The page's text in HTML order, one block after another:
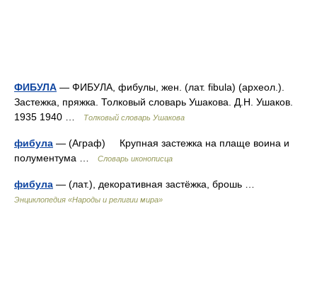
ФИБУЛА — ФИБУЛА, фибулы, жен. (лат. fibula) (археол.).
Застежка, пряжка. Толковый словарь Ушакова. Д.Н. Ушаков.
1935 1940 …
Толковый словарь Ушакова
фибула — (Аграф) Крупная застежка на плаще воина и
полументума …
Словарь иконописца
фибула — (лат.), декоративная застёжка, брошь …
Энциклопедия «Народы и религии мира»